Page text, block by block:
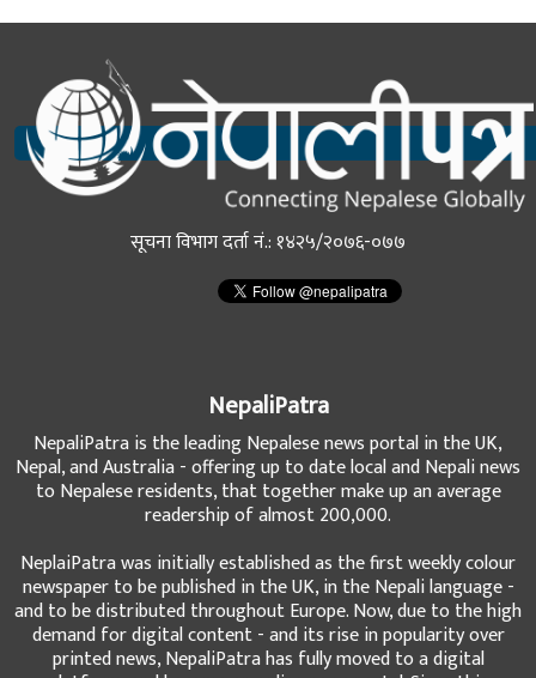
सूचना विभाग दर्ता नं.: १४२५/२०७६-०७७
NepaliPatra
NepaliPatra is the leading Nepalese news portal in the UK,
Nepal, and Australia - offering up to date local and Nepali news
to Nepalese residents, that together make up an average
readership of almost 200,000.
NeplaiPatra was initially established as the first weekly colour
newspaper to be published in the UK, in the Nepali language -
and to be distributed throughout Europe. Now, due to the high
demand for digital content - and its rise in popularity over
printed news, NepaliPatra has fully moved to a digital